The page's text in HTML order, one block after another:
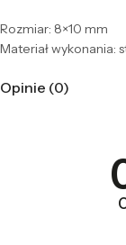
Rozmiar: 8×10 mm
Materiał wykonania:
Opinie (0)